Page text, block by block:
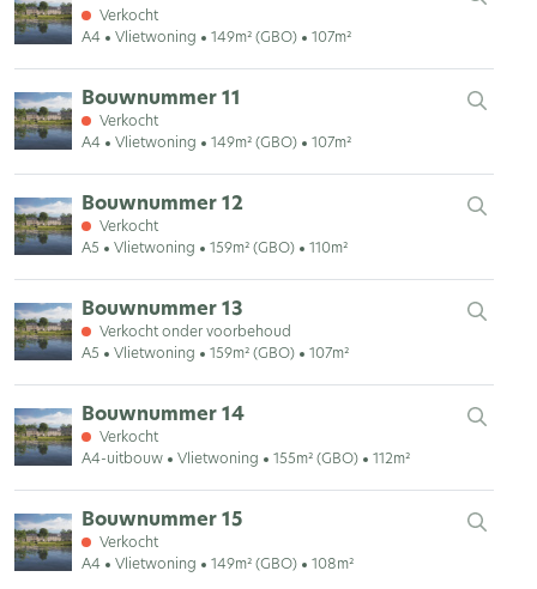
Verkocht
A4
Vlietwoning 149m² (GBO) 107m²
Bouwnummer 11
Verkocht
A4
Vlietwoning 149m² (GBO) 107m²
Bouwnummer 12
Verkocht
A5
Vlietwoning 159m² (GBO) 110m²
Bouwnummer 13
Verkocht onder voorbehoud
A5
Vlietwoning 159m² (GBO) 107m²
Bouwnummer 14
Verkocht
A4-uitbouw
Vlietwoning 155m² (GBO) 112m²
Bouwnummer 15
Verkocht
A4
Vlietwoning 149m² (GBO) 108m²